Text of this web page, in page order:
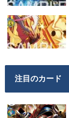
注目のカード